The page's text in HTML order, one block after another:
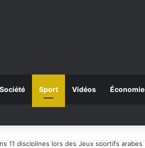
Société Sport Vidéos Économie
11 disciplines lors des Jeux sportifs arabes